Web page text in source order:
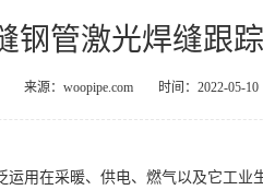
钢管激光焊缝跟
来源：woopipe.com 时间：2022-05-10
用在采暖、供电、燃气以及它工